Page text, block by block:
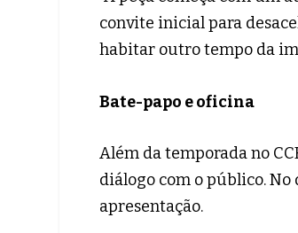
convite inicial para
habitar outro tempo da
Bate-papo e oficina
Além da temporada no
diálogo com o público.
apresentação.